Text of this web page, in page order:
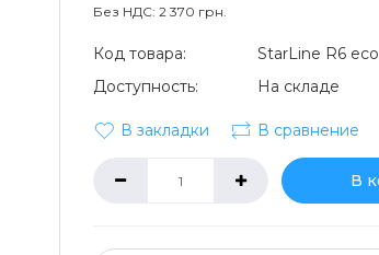
Без НДС: 2 370 грн.
Код товара:
StarLine R6 eco
Доступность:
На складе
В закладки В сравнение
В